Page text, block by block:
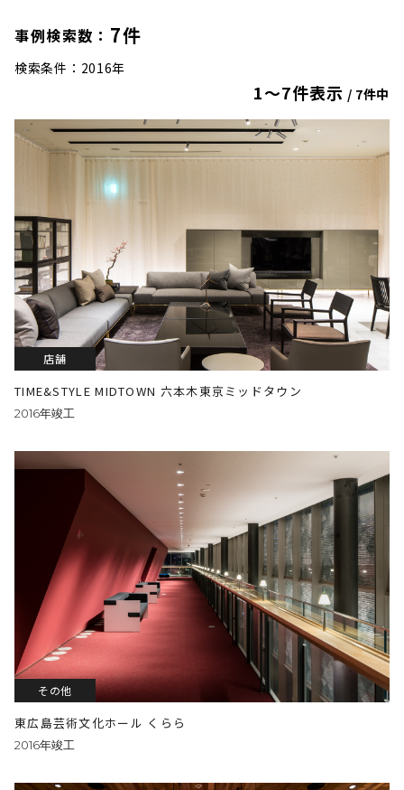
事例検索数： 7件
検索条件：2016年
1〜7件表示 / 7件中
店舗
TIME&STYLE MIDTOWN 六本木東京ミッドタウン
2016年竣工
その他
東広島芸術文化ホール くらら
2016年竣工